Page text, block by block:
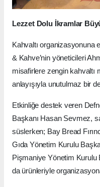
Lezzet Dolu İkramlar
Kahvaltı organizasyonuna
& Kahve’nin yöneticileri
misafirlere zengin
anlayışıyla unutulmaz bir
Etkinliğe destek veren
Başkanı Hasan Sevmez,
süslerken; Bay Bread
Gıda Yönetim Kurulu
Pişmaniye Yönetim Kurulu
da ürünleriyle